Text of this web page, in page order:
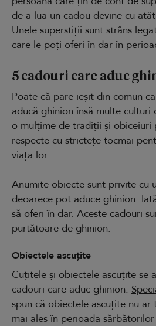
de a lua un cadou devine cu
Unele superstiții sunt strâns
care le poți oferi în dar în
5 cadouri care aduc
Poate că pare ieșit din comun
aducă ghinion însă multe culturi
o mulțime de tradiții și obiceiuri
respecte cu strictețe tocmai
viața lor.
Anumite obiecte sunt privite cu
deoarece pot aduce ghinion.
să oferi în dar. Aceste cadouri
purtătoare de ghinion.
Obiectele ascuțite
Cuțitele și obiectele ascuțite se
cadouri care aduc ghinion.
spun că obiectele ascuțite nu
mai ales în perioada